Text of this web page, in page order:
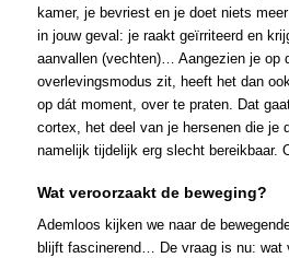
kamer, je bevriest en je doet niets
in jouw geval: je raakt geïrriteerd en
aanvallen (vechten)… Aangezien je op
overlevingsmodus zit, heeft het dan
op dát moment, over te praten. Dat
cortex, het deel van je hersenen die je
namelijk tijdelijk erg slecht bereikbaar.
Wat veroorzaakt de beweging?
Ademloos kijken we naar de
blijft fascinerend… De vraag is nu: wat